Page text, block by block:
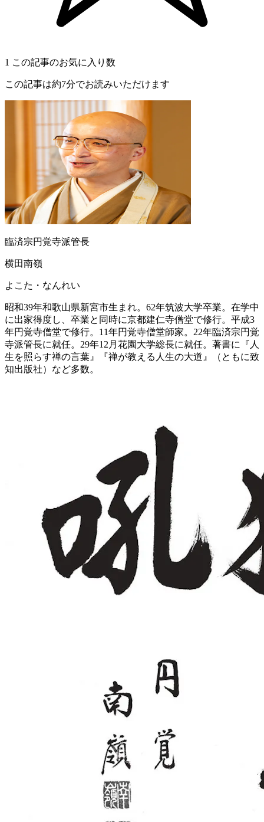
1 この記事のお気に入り数
この記事は約7分でお読みいただけます
臨済宗円覚寺派管長
横田南嶺
よこた・なんれい
昭和39年和歌山県新宮市生まれ。62年筑波大学卒業。在学中
に出家得度し、卒業と同時に京都建仁寺僧堂で修行。平成3
年円覚寺僧堂で修行。11年円覚寺僧堂師家。22年臨済宗円覚
寺派管長に就任。29年12月花園大学総長に就任。著書に『人
生を照らす禅の言葉』『禅が教える人生の大道』（ともに致
知出版社）など多数。